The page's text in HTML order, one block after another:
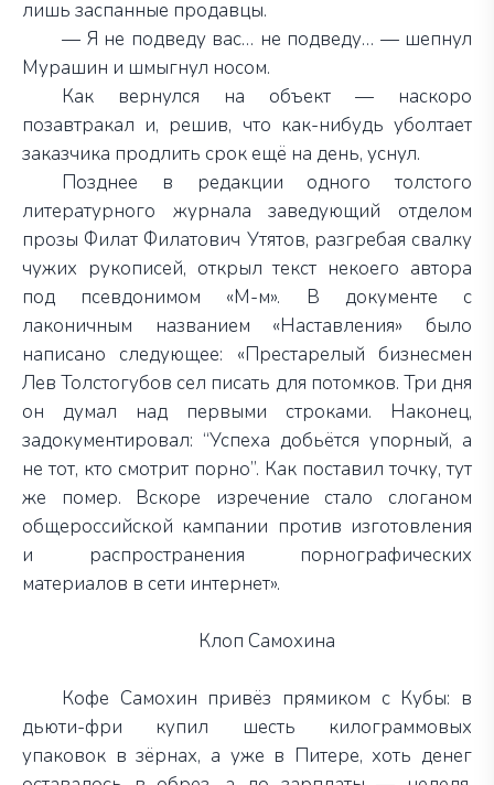
лишь заспанные продавцы.
— Я не подведу вас… не подведу… — шепнул
Мурашин и шмыгнул носом.
Как вернулся на объект — наскоро
позавтракал и, решив, что как-нибудь уболтает
заказчика продлить срок ещё на день, уснул.
Позднее в редакции одного толстого
литературного журнала заведующий отделом
прозы Филат Филатович Утятов, разгребая свалку
чужих рукописей, открыл текст некоего автора
под псевдонимом «М-м». В документе с
лаконичным названием «Наставления» было
написано следующее: «Престарелый бизнесмен
Лев Толстогубов сел писать для потомков. Три дня
он думал над первыми строками. Наконец,
задокументировал: “Успеха добьётся упорный, а
не тот, кто смотрит порно”. Как поставил точку, тут
же помер. Вскоре изречение стало слоганом
общероссийской кампании против изготовления
и распространения порнографических
материалов в сети интернет».
Клоп Самохина
Кофе Самохин привёз прямиком с Кубы: в
дьюти-фри купил шесть килограммовых
упаковок в зёрнах, а уже в Питере, хоть денег